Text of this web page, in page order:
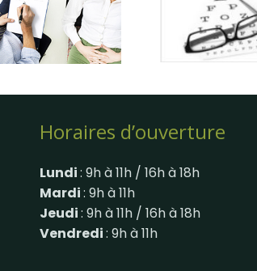
Horaires d’ouverture
Lundi: 9h à 11h / 16h à 18h
Mardi: 9h à 11h
Jeudi: 9h à 11h / 16h à 18h
Vendredi: 9h à 11h